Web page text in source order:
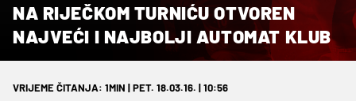
NA RIJEČKOM TURNIĆU OTVOREN
NAJVEĆI I NAJBOLJI AUTOMAT KLUB
VRIJEME ČITANJA: 1MIN | PET. 18.03.16. | 10:56